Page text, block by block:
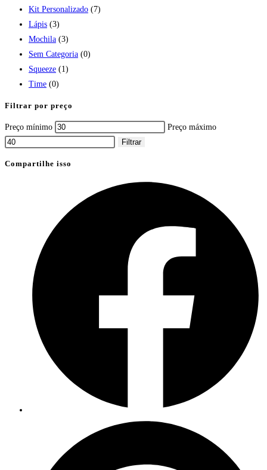
Kit Personalizado (7)
Lápis (3)
Mochila (3)
Sem Categoria (0)
Squeeze (1)
Time (0)
Filtrar por preço
Preço mínimo
Preço máximo
Filtrar
Compartilhe isso